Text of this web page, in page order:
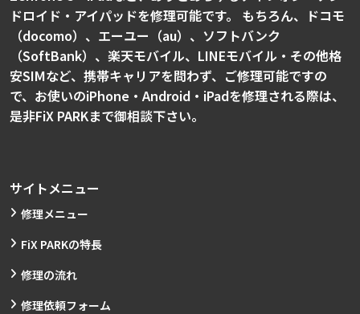
ドロイド・アイパッドを修理可能です。 もちろん、ドコモ
（docomo）、エーユー（au）、ソフトバンク
（SoftBank）、楽天モバイル、LINEモバイル・その他格
安SIMなど、携帯キャリアを問わず、ご修理可能ですの
で、お使いのiPhone・Android・iPadを修理される際は、
是非FiX PARKまで御相談下さい。
サイトメニュー
修理メニュー
FiX PARKの特長
修理の流れ
修理依頼フォーム